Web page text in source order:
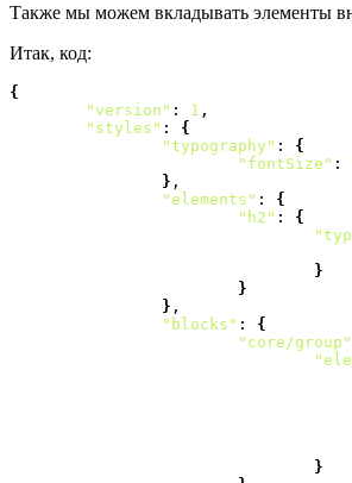
Также мы можем вкладывать элементы
Итак, код:
{
"version" : 1 ,
"styles" : {
"typography" : {
"fontSize" :
} ,
"elements" : {
"h2" : {
}
}
} ,
"blocks" : {
"core/group"
}